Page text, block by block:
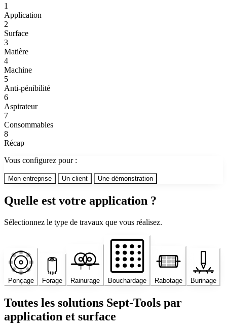
1
Application
2
Surface
3
Matière
4
Machine
5
Anti-pénibilité
6
Aspirateur
7
Consommables
8
Récap
Vous configurez pour :
Mon entreprise Un client Une démonstration
Quelle est votre application ?
Sélectionnez le type de travaux que vous réalisez.
Ponçage Forage Rainurage Bouchardage Rabotage Burinage
Toutes les solutions Sept-Tools par
application et surface